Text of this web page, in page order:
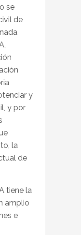
se
de
y
y por
la
de
tiene la
amplio
e